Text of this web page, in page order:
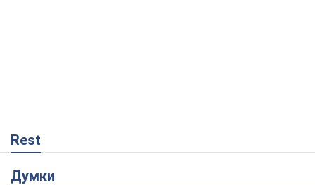
Rest
Думки